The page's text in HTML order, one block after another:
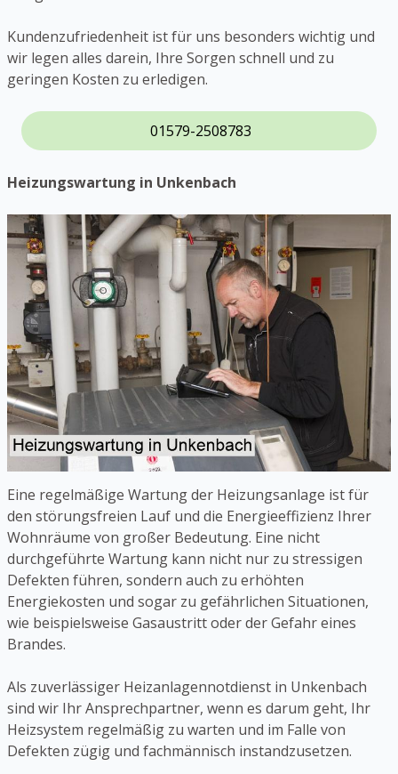
Kundenzufriedenheit ist für uns besonders wichtig und
wir legen alles darein, Ihre Sorgen schnell und zu
geringen Kosten zu erledigen.
01579-2508783
Heizungswartung in Unkenbach
Eine regelmäßige Wartung der Heizungsanlage ist für
den störungsfreien Lauf und die Energieeffizienz Ihrer
Wohnräume von großer Bedeutung. Eine nicht
durchgeführte Wartung kann nicht nur zu stressigen
Defekten führen, sondern auch zu erhöhten
Energiekosten und sogar zu gefährlichen Situationen,
wie beispielsweise Gasaustritt oder der Gefahr eines
Brandes.
Als zuverlässiger Heizanlagennotdienst in Unkenbach
sind wir Ihr Ansprechpartner, wenn es darum geht, Ihr
Heizsystem regelmäßig zu warten und im Falle von
Defekten zügig und fachmännisch instandzusetzen.